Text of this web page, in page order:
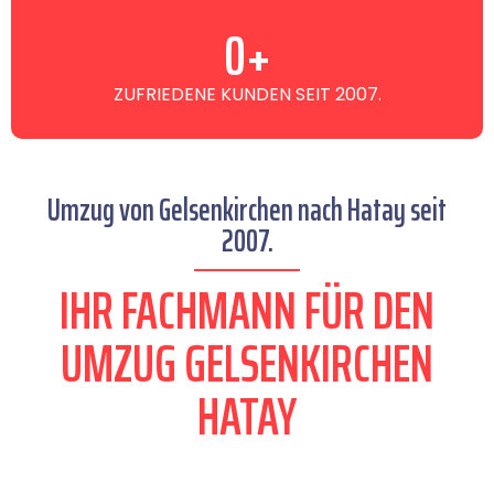
ZUFRIEDENE KUNDEN SEIT 2007.
0+
Umzug von Gelsenkirchen nach Hatay seit
2007.
IHR FACHMANN FÜR DEN
UMZUG GELSENKIRCHEN
HATAY